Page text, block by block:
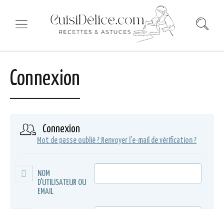
Connexion
Connexion
Mot de passe oublié ? Renvoyer l'e-mail de vérification ?
NOM
D'UTILISATEUR OU
EMAIL